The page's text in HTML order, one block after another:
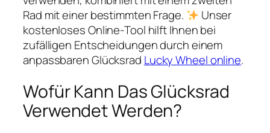
Rad mit einer bestimmten Frage.
Unser
kostenloses Online-Tool hilft Ihnen bei
zufälligen Entscheidungen durch einem
anpassbaren Glücksrad Lucky Wheel online.
Wofür Kann Das Glücksrad
Verwendet Werden?